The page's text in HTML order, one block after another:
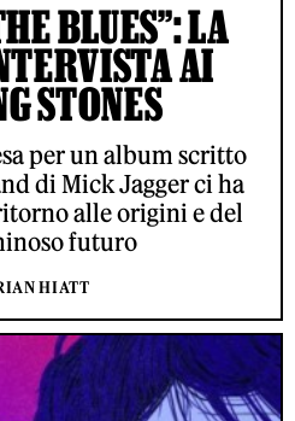
BLUES”: LA
AI
STONES
per un album scritto
di Mick Jagger ci ha
alle origini e del
futuro
HIATT